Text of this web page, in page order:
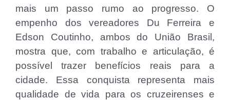
mais um passo rumo ao progresso. O
empenho dos vereadores Du Ferreira e
Edson Coutinho, ambos do União Brasil,
mostra que, com trabalho e articulação, é
possível trazer benefícios reais para a
cidade. Essa conquista representa mais
qualidade de vida para os cruzeirenses e